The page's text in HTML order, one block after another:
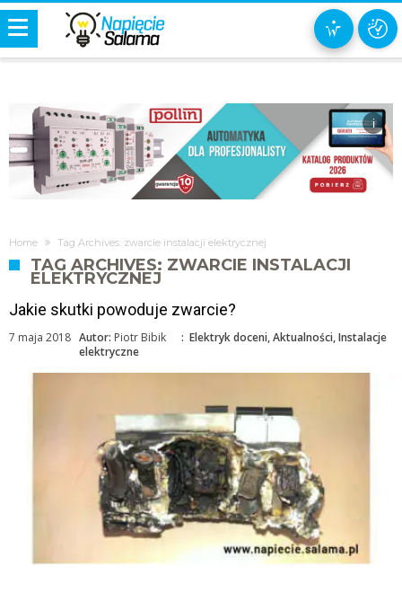
i
Home Tag Archives: zwarcie instalacji elektrycznej
TAG ARCHIVES: ZWARCIE INSTALACJI
ELEKTRYCZNEJ
Jakie skutki powoduje zwarcie?
Autor: Piotr Bibik
7 maja 2018 : Elektryk doceni,Aktualności,Instalacje
elektryczne